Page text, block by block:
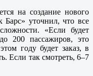
на создание нового
Барс» уточнил, что все
«Если будет
200 пассажиров, это
году будет заказ, в
Если так смотреть, 6–7